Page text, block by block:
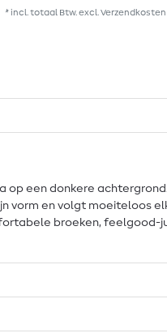
* incl. totaal Btw. excl.Verzendkosten
een donkere
vorm en volgt moeiteloos
broeken,